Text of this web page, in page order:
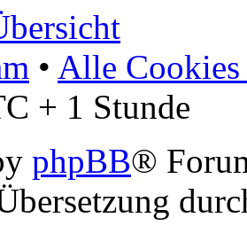
• Alle Cookies
+ 1 Stunde
phpBB®